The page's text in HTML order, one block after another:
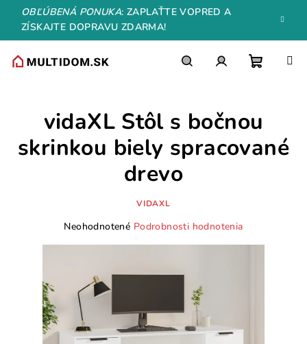
Prejsť
obsah
OBĽÚBENÁ PONUKA: ZAPLAŤTE VOPRED A
ZÍSKAJTE DOPRAVU ZDARMA!
košík
vidaXL Stôl s bočnou
skrinkou biely spracované
drevo
VIDAXL
Priemerné
hviezdičiek.
Neohodnotené Podrobnosti hodnotenia